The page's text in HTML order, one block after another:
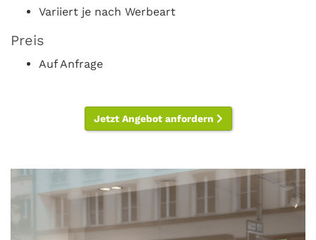
Variiert je nach Werbeart
Preis
Auf Anfrage
Jetzt Angebot anfordern